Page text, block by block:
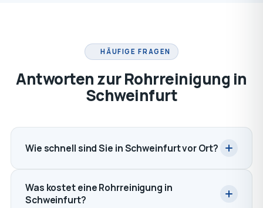
HÄUFIGE FRAGEN
Antworten zur Rohrreinigung in
Schweinfurt
Wie schnell sind Sie in Schweinfurt vor Ort?
Was kostet eine Rohrreinigung in
Schweinfurt?